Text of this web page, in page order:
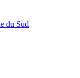
du Sud